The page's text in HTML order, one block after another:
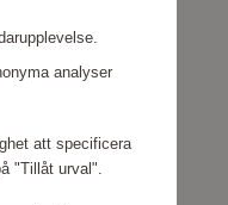
analyser
att specificera
"Tillåt urval".